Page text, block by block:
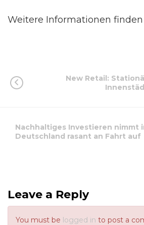
Weitere Informationen finden
New Retail:
Nachhaltiges Investieren nimmt
Deutschland rasant an Fahrt auf
Leave a Reply
You must be logged in to post a